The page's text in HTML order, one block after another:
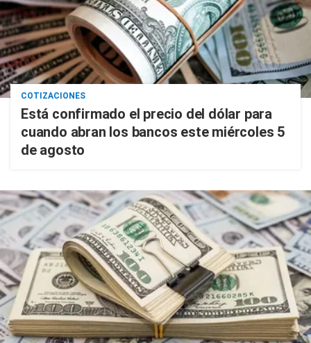
COTIZACIONES
Está confirmado el precio del dólar para
cuando abran los bancos este miércoles 5
de agosto